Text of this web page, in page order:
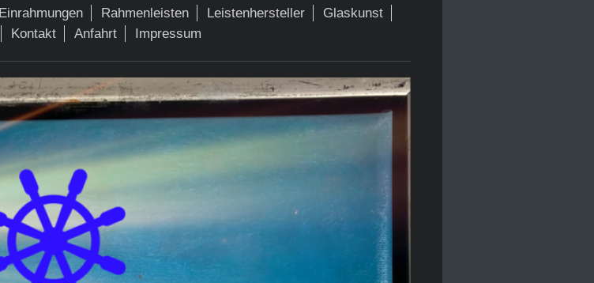
Einrahmungen Rahmenleisten Leistenhersteller
Glaskunst
Kontakt Anfahrt Impressum